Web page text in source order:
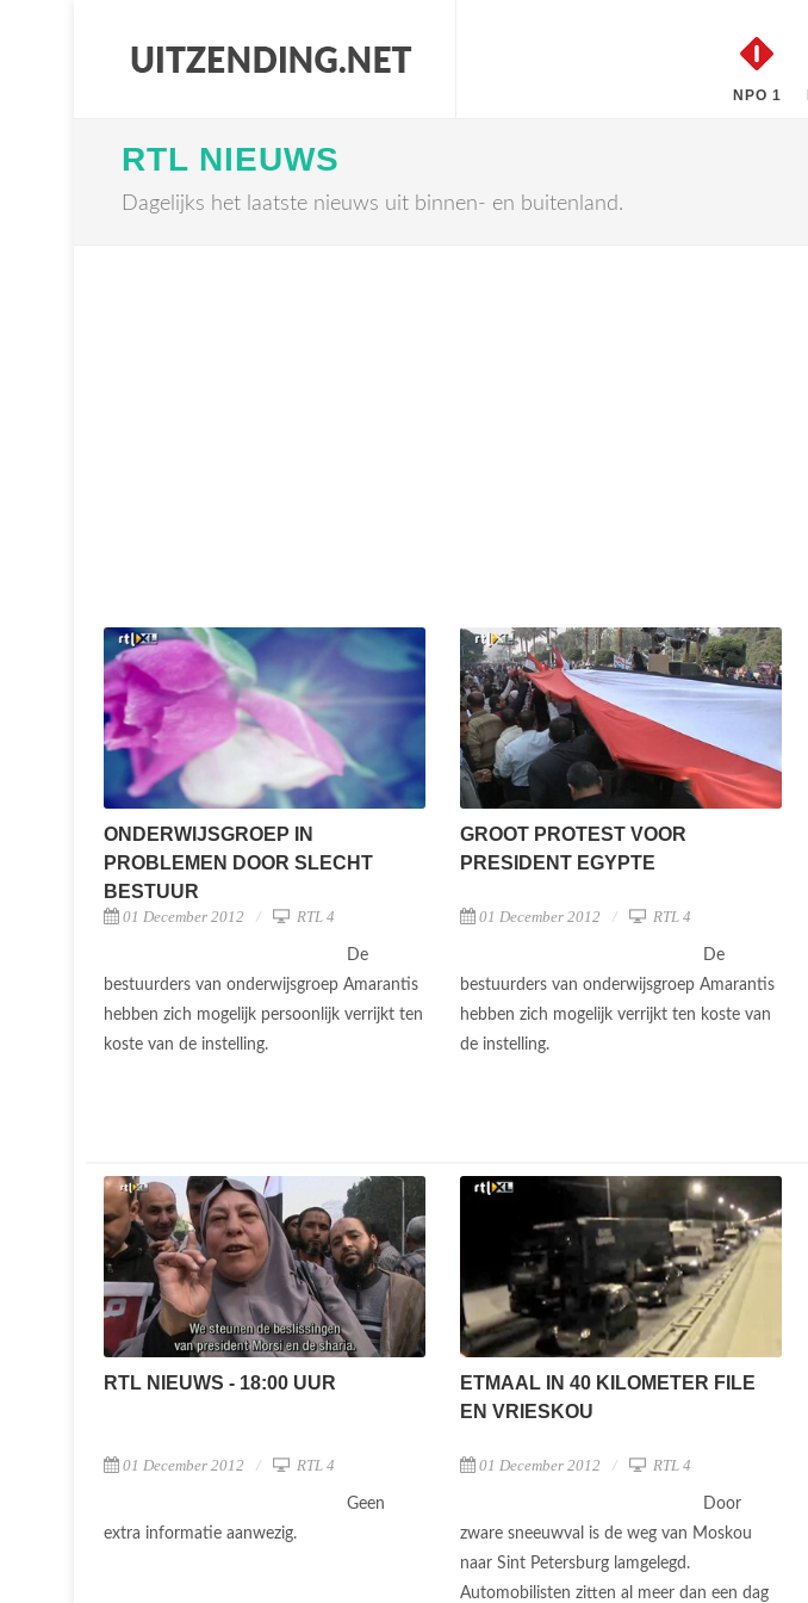
NPO 1
RTL NIEUWS
Dagelijks het laatste nieuws uit binnen- en buitenland.
ONDERWIJSGROEP IN
PROBLEMEN DOOR SLECHT
BESTUUR
01 December 2012 RTL 4
De
bestuurders van onderwijsgroep Amarantis
hebben zich mogelijk persoonlijk verrijkt ten
koste van de instelling.
GROOT PROTEST VOOR
PRESIDENT EGYPTE
01 December 2012 RTL 4
De
bestuurders van onderwijsgroep Amarantis
hebben zich mogelijk verrijkt ten koste van
de instelling.
RTL NIEUWS - 18:00 UUR
01 December 2012 RTL 4
Geen
extra informatie aanwezig.
ETMAAL IN 40 KILOMETER FILE
EN VRIESKOU
01 December 2012 RTL 4
Door
zware sneeuwval is de weg van Moskou
naar Sint Petersburg lamgelegd.
Automobilisten zitten al meer dan een dag